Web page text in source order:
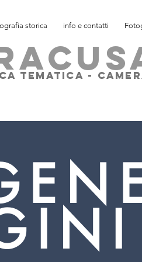
storica info e contatti
TEMATICA -